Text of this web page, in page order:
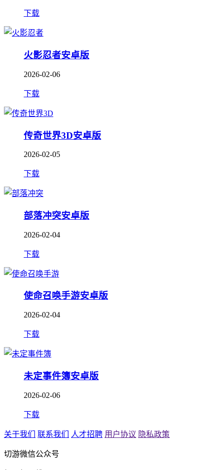
下载
火影忍者安卓版
2026-02-06
下载
传奇世界3D安卓版
2026-02-05
下载
部落冲突安卓版
2026-02-04
下载
使命召唤手游安卓版
2026-02-04
下载
未定事件簿安卓版
2026-02-06
下载
关于我们 联系我们 人才招聘 用户协议 隐私政策
切游微信公众号